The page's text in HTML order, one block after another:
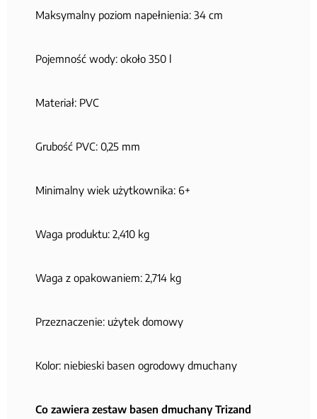
Maksymalny poziom napełnienia: 34 cm
Pojemność wody: około 350 l
Materiał: PVC
Grubość PVC: 0,25 mm
Minimalny wiek użytkownika: 6+
Waga produktu: 2,410 kg
Waga z opakowaniem: 2,714 kg
Przeznaczenie: użytek domowy
Kolor: niebieski basen ogrodowy dmuchany
Co zawiera zestaw basen dmuchany Trizand